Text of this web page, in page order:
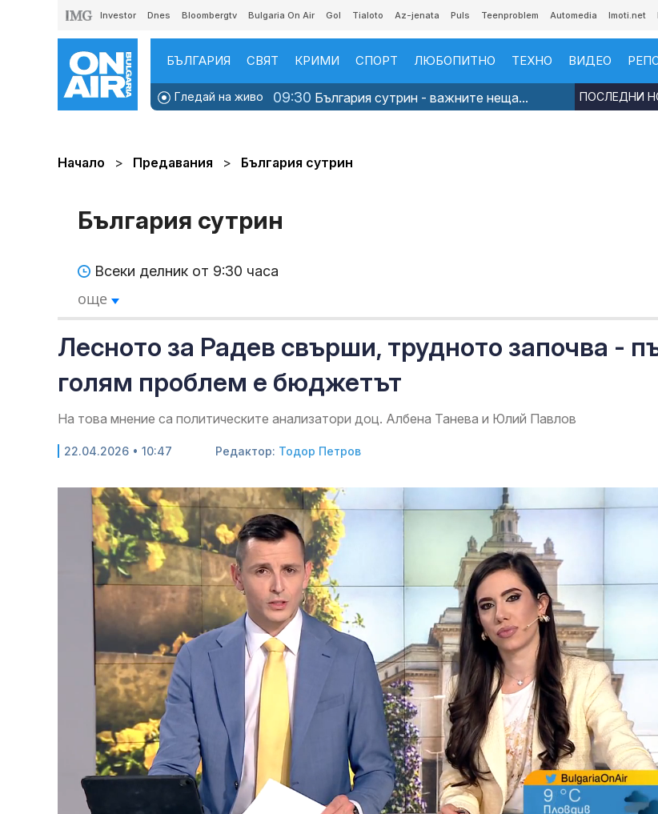
Investor Dnes Bloombergtv Bulgaria On Air Gol Tialoto Az-jenata Puls Teenproblem Automedia Imoti.net
БЪЛГАРИЯ СВЯТ КРИМИ СПОРТ ЛЮБОПИТНО ТЕХНО ВИДЕО
Гледай на живо 09:30 България сутрин - важните неща... ПОСЛЕДНИ
Начало Предавания България сутрин
България сутрин
Всеки делник от 9:30 часа
още
Лесното за Радев свърши, трудното започва -
голям проблем е бюджетът
На това мнение са политическите анализатори доц. Албена Танева и Юлий Павлов
22.04.2026 • 10:47 Редактор: Тодор Петров